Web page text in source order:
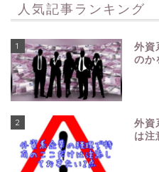
人気記事ランキング
1
外資
のか
2
外資
は注